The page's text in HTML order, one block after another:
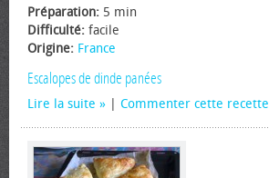
Préparation: 5 min
Difficulté: facile
Origine: France
Escalopes de dinde panées
Lire la suite Commenter cette recette